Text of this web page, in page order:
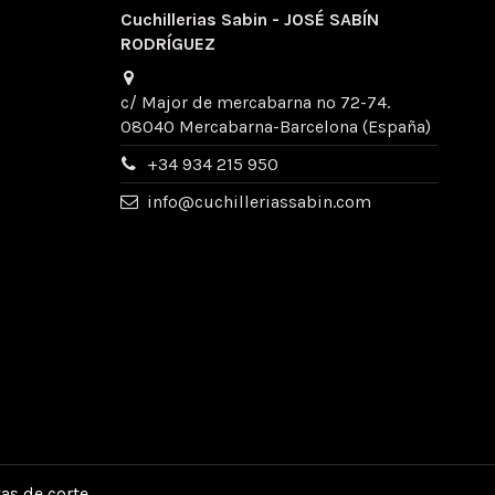
Cuchillerias Sabin - JOSÉ SABÍN
RODRÍGUEZ
c/ Major de mercabarna nº 72-74.
08040 Mercabarna-Barcelona (España)
+34 934 215 950
info@cuchilleriassabin.com